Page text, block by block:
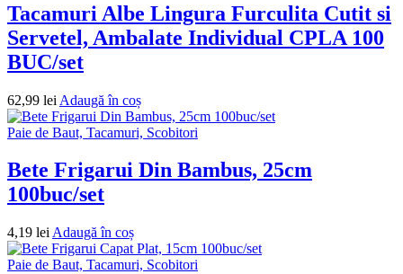
Tacamuri Albe Lingura Furculita Cutit si
Servetel, Ambalate Individual CPLA 100
BUC/set
62,99 lei Adaugă în coș
Paie de Baut, Tacamuri, Scobitori
Bete Frigarui Din Bambus, 25cm
100buc/set
4,19 lei Adaugă în coș
Paie de Baut, Tacamuri, Scobitori